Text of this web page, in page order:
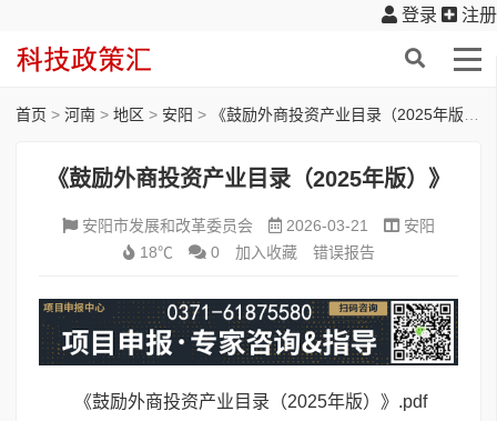
登录 注册
首页 > 河南 > 地区 > 安阳 > 《鼓励外商投资产业目录（2025年版）》
《鼓励外商投资产业目录（2025年版）》
安阳市发展和改革委员会 2026-03-21
安阳
18℃
0 加入收藏 错误报告
《鼓励外商投资产业目录（2025年版）》.pdf